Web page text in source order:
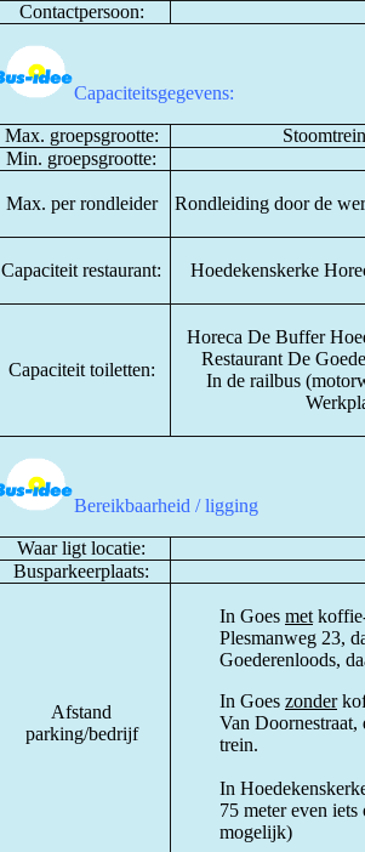
Contactpersoon:
Capaciteitsgegevens:
Max. groepsgrootte:
Min. groepsgrootte:
Max. per rondleider Rondleiding door de
Capaciteit restaurant: Hoedekenskerke
Capaciteit toiletten:
Horeca De Buffer
Restaurant De
In de railbus
Bereikbaarheid / ligging
Waar ligt locatie:
Busparkeerplaats:
Afstand
parking/bedrijf
In Goes met
Plesmanweg 23,
Goederenloods,
In Goes zonder
Van Doornestraat,
trein.
In
75 meter even
mogelijk)